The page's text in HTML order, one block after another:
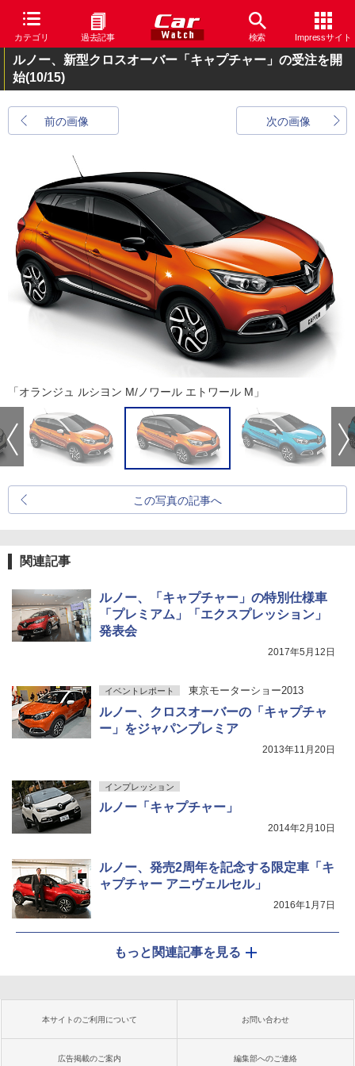
カテゴリ 過去記事 検索 Impressサイト
ルノー、新型クロスオーバー「キャプチャー」の受注を開
始(10/15)
前の画像 次の画像
「オランジュ ルシヨン M/ノワール エトワール M」
この写真の記事へ
関連記事
ルノー、「キャプチャー」の特別仕様車
「プレミアム」「エクスプレッション」
発表会
2017年5月12日
イベントレポート 東京モーターショー2013
ルノー、クロスオーバーの「キャプチャ
ー」をジャパンプレミア
2013年11月20日
インプレッション
ルノー「キャプチャー」
2014年2月10日
ルノー、発売2周年を記念する限定車「キ
ャプチャー アニヴェルセル」
2016年1月7日
もっと関連記事を見る
本サイトのご利用について お問い合わせ
広告掲載のご案内 編集部へのご連絡